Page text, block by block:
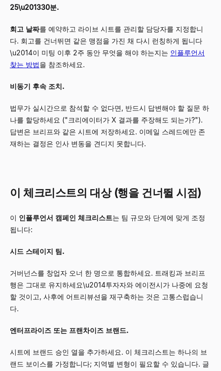
25\u201330분.
회고 날짜를 예약하고 라이브 시트를 관리할 담당자를 지정합니
다. 회고를 건너뛰면 같은 맹점을 가진 채 다시 런칭하게 됩니다
\u2014이 미팅 이후 2주 동안 무엇을 해야 하는지는 인플루언서
찾는 방법을 참조하세요.
비동기 후속 조치.
법무가 실시간으로 참석할 수 없다면, 반드시 답변해야 할 질문 하
나를 할당하세요 ("크리에이터가 X 결과를 주장해도 되는가?").
답변은 브리프와 같은 시트에 저장하세요. 이메일 스레드에만 존
재하는 결정은 인사 변동을 견디지 못합니다.
이 체크리스트의 대상 (행을 건너뛸 시점)
이 인플루언서 캠페인 체크리스트는 팀 규모와 단계에 맞게 조정
됩니다:
시드 스테이지 팀.
거버넌스를 창업자 오너 한 명으로 통합하세요. 트래킹과 브리프
행은 그대로 유지하세요\u2014투자자와 에이전시가 나중에 요청
할 것이고, 사후에 어트리뷰션을 재구축하는 것은 고통스럽습니
다.
엔터프라이즈 또는 프랜차이즈 브랜드.
시트에 브랜드 승인 열을 추가하세요. 이 체크리스트는 하나의 브
랜드 보이스를 가정합니다; 지역별 변형이 필요할 수 있습니다. 글